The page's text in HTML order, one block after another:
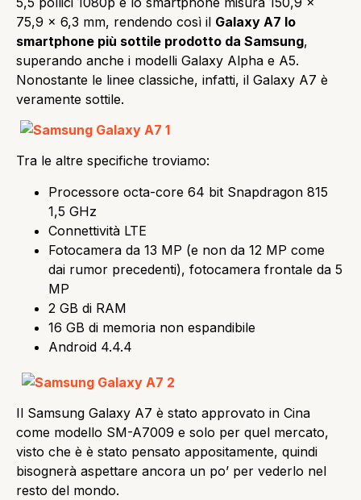
75,9 x 6,3 mm, rendendo così il Galaxy A7 lo
smartphone più sottile prodotto da Samsung,
superando anche i modelli Galaxy Alpha e A5.
Nonostante le linee classiche, infatti, il Galaxy A7 è
veramente sottile.
Tra le altre specifiche troviamo:
Processore octa-core 64 bit Snapdragon 815
1,5 GHz
Connettività LTE
Fotocamera da 13 MP (e non da 12 MP come
dai rumor precedenti), fotocamera frontale da 5
MP
2 GB di RAM
16 GB di memoria non espandibile
Android 4.4.4
Il Samsung Galaxy A7 è stato approvato in Cina
come modello SM-A7009 e solo per quel mercato,
visto che è è stato pensato appositamente, quindi
bisognerà aspettare ancora un po’ per vederlo nel
resto del mondo.